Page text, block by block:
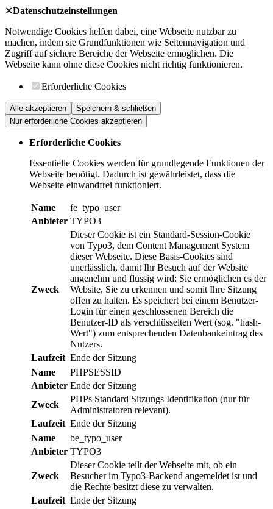
✕Datenschutzeinstellungen
Notwendige Cookies helfen dabei, eine Webseite nutzbar zu
machen, indem sie Grundfunktionen wie Seitennavigation und
Zugriff auf sichere Bereiche der Webseite ermöglichen. Die
Webseite kann ohne diese Cookies nicht richtig funktionieren.
Erforderliche Cookies
Alle akzeptieren
Speichern & schließen
Nur erforderliche Cookies akzeptieren
Erforderliche Cookies
Essentielle Cookies werden für grundlegende Funktionen der
Webseite benötigt. Dadurch ist gewährleistet, dass die
Webseite einwandfrei funktioniert.
Name
fe_typo_user
Anbieter TYPO3
Zweck
Dieser Cookie ist ein Standard-Session-Cookie
von Typo3, dem Content Management System
dieser Webseite. Diese Basis-Cookies sind
unerlässlich, damit Ihr Besuch auf der Website
angenehm und flüssig wird: Sie ermöglichen es der
Website, Sie zu erkennen und somit Ihre Sitzung
offen zu halten. Es speichert bei einem Benutzer-
Login für einen geschlossenen Bereich die
Benutzer-ID als verschlüsselten Wert (sog. "hash-
Wert") zum entsprechenden Datenbankeintrag des
Nutzers.
Laufzeit Ende der Sitzung
Name
PHPSESSID
Anbieter Ende der Sitzung
Zweck
PHPs Standard Sitzungs Identifikation (nur für
Administratoren relevant).
Laufzeit Ende der Sitzung
Name
be_typo_user
Anbieter TYPO3
Zweck
Dieser Cookie teilt der Webseite mit, ob ein
Besucher im Typo3-Backend angemeldet ist und
die Rechte besitzt diese zu verwalten.
Laufzeit Ende der Sitzung